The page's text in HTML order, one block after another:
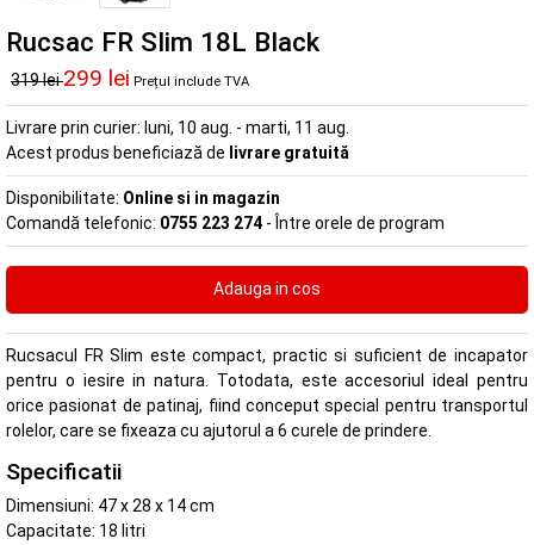
Rucsac FR Slim 18L Black
319 lei299 lei Prețul include TVA
Livrare prin curier: luni, 10 aug. - marti, 11 aug.
Acest produs beneficiază de livrare gratuită
Disponibilitate: Online si in magazin
Comandă telefonic: 0755 223 274 - Între orele de program
Rucsacul FR Slim este compact, practic si suficient de incapator
pentru o iesire in natura. Totodata, este accesoriul ideal pentru
orice pasionat de patinaj, fiind conceput special pentru transportul
rolelor, care se fixeaza cu ajutorul a 6 curele de prindere.
Specificatii
Dimensiuni: 47 x 28 x 14 cm
Capacitate: 18 litri